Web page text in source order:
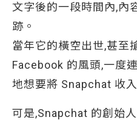
文字後的一段時間內,內
跡。
當年它的橫空出世,甚至
Facebook 的風頭,一度
地想要將 Snapchat 收入
可是,Snapchat 的創始